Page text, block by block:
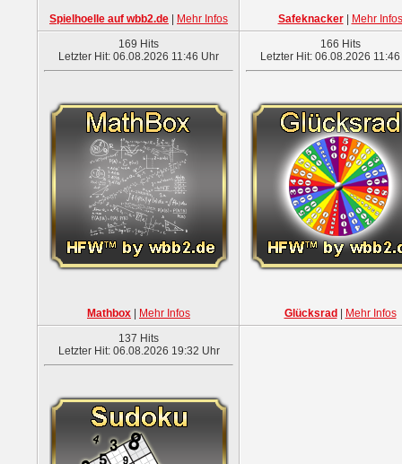
Spielhoelle auf wbb2.de Mehr Infos Safeknacker|
Mehr Infos
169 Hits
Letzter Hit: 06.08.2026 11:46 Uhr
Mathbox Mehr Infos
166 Hits
Letzter Hit: 06.08.2026
Glücksrad
Mehr Infos
137 Hits
Letzter Hit: 06.08.2026 19:32 Uhr